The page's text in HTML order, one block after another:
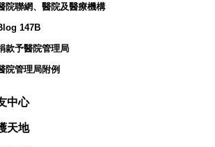
院聯網、醫院及醫療機構
147B
款予醫院管理局
院管理局附例
中心
天地